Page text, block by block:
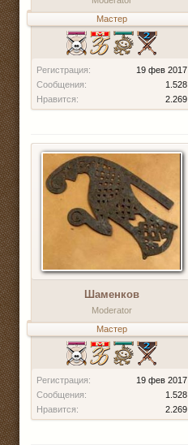
Мастер
Регистрация:
19 фев 2017
Сообщения:
1.528
Нравится:
2.269
Шаменков
Moderator
Мастер
Регистрация:
19 фев 2017
Сообщения:
1.528
Нравится:
2.269